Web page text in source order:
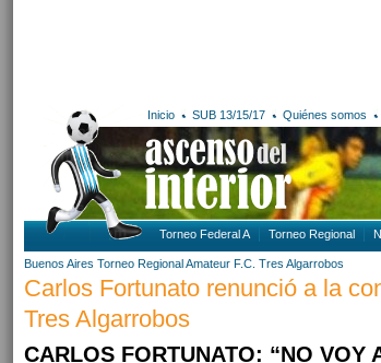
Inicio SUB 13/15/17 Quiénes somos
Torneo Federal A Torneo Regional
Buenos Aires Torneo Regional Amateur F.C. Tres Algarrobos
Carlos Fortunato renunció a la
Tres Algarrobos
CARLOS FORTUNATO: “NO VOY